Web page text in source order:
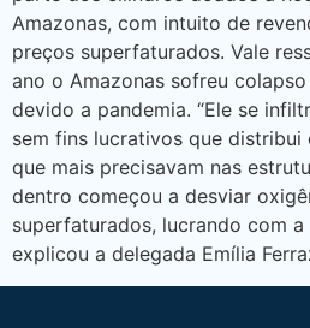
Amazonas, com intuito de
preços superfaturados. Vale
ano o Amazonas sofreu
devido a pandemia. “Ele se
sem fins lucrativos que distribui
que mais precisavam nas
dentro começou a desviar
superfaturados, lucrando com a
explicou a delegada Emília